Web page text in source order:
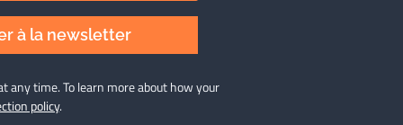
à la newsletter
any time. To learn more about how your
policy.